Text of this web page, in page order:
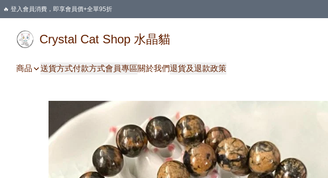
🔥 登入會員消費，即享會員價+全單95折
Crystal Cat Shop 水晶貓
商品 送貨方式付款方式會員專區關於我們退貨及退款政策